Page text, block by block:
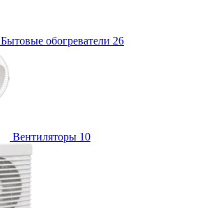
Бытовые обогреватели 26
Вентиляторы 10